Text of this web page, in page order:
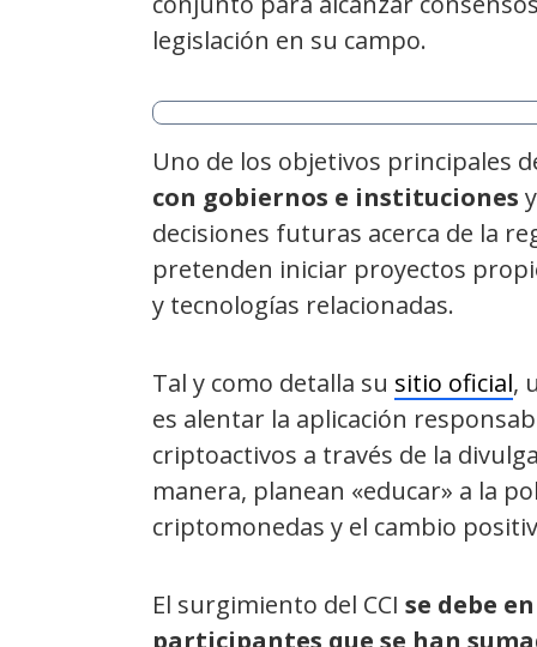
legislación en su campo.
Uno de los objetivos principales
con gobiernos e instituciones
decisiones futuras acerca de la
pretenden iniciar proyectos
y tecnologías relacionadas.
Tal y como detalla su sitio oficial,
es alentar la aplicación
criptoactivos a través de la
manera, planean «educar» a la
criptomonedas y el cambio
El surgimiento del CCI se debe
participantes que se han